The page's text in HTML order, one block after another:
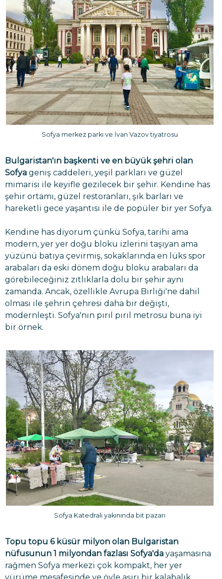
Sofya merkez parkı ve İvan Vazov tiyatrosu
Bulgaristan'ın başkenti ve en büyük şehri olan
Sofya geniş caddeleri, yeşil parkları ve güzel
mimarisi ile keyifle gezilecek bir şehir. Kendine has
şehir ortamı, güzel restoranları, şık barları ve
hareketli gece yaşantısı ile de popüler bir yer Sofya.
Kendine has diyorum çünkü Sofya, tarihi ama
modern, yer yer doğu bloku izlerini taşıyan ama
yüzünü batıya çevirmiş, sokaklarında en lüks spor
arabaları da eski dönem doğu bloku arabaları da
görebileceğiniz zıtlıklarla dolu bir şehir aynı
zamanda. Ancak, özellikle Avrupa Birliği'ne dahil
olması ile şehrin çehresi daha bir değişti,
modernleşti. Sofya'nın pırıl pırıl metrosu buna iyi
bir örnek.
Sofya Katedrali yakınında bit pazarı
Topu topu 6 küsür milyon olan Bulgaristan
nüfusunun 1 milyondan fazlası Sofya'da yaşamasına
rağmen Sofya merkezi çok kompakt, her yer